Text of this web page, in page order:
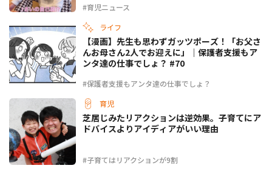
#育児ニュース
ライフ
#保護者支援もアンタ達の仕事でしょ？
【漫画】先生も思わずガッツポーズ！「お父さ
んお母さん2人でお迎えに」｜保護者支援もア
ンタ達の仕事でしょ？ #70
育児
#子育てはリアクションが9割
芝居じみたリアクションは逆効果。子育てにア
ドバイスよりアイディアがいい理由